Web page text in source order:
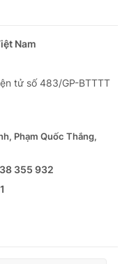
Nam
tử số 483/GP-BTTTT
Phạm Quốc Thắng,
355 932